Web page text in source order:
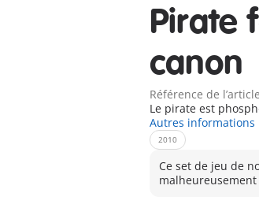
Pirate
canon
Référence de
Le pirate est
Autres informations
2010
Ce set de jeu de